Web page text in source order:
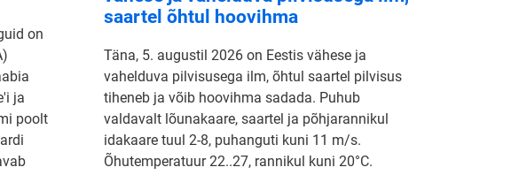
on
ja
poolt
saartel õhtul hoovihma
Täna, 5. augustil 2026 on Eestis vähese ja
vahelduva pilvisusega ilm, õhtul saartel pilvisus
tiheneb ja võib hoovihma sadada. Puhub
valdavalt lõunakaare, saartel ja põhjarannikul
idakaare tuul 2-8, puhanguti kuni 11 m/s.
Õhutemperatuur 22..27, rannikul kuni 20°C.